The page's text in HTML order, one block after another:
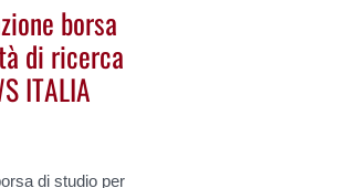
borsa
di ricerca
ITALIA
di studio per